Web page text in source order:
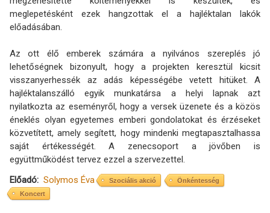
meglepetésként ezek hangzottak el a hajléktalan lakók
előadásában.
Az ott élő emberek számára a nyilvános szereplés jó
lehetőségnek bizonyult, hogy a projekten keresztül kicsit
visszanyerhessék az adás képességébe vetett hitüket. A
hajléktalanszálló egyik munkatársa a helyi lapnak azt
nyilatkozta az eseményről, hogy a versek üzenete és a közös
éneklés olyan egyetemes emberi gondolatokat és érzéseket
közvetített, amely segített, hogy mindenki megtapasztalhassa
saját értékességét. A zenecsoport a jövőben is
együttműködést tervez ezzel a szervezettel.
Előadó
Solymos Éva Szociális akció
Önkéntesség
Koncert